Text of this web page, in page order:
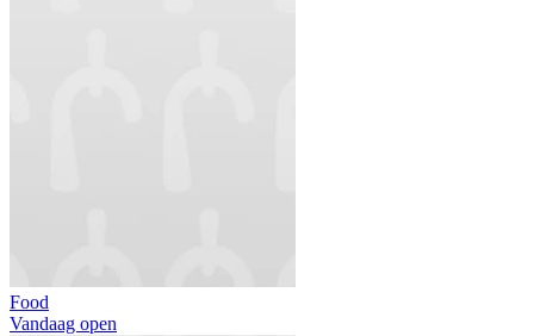
Food
Vandaag open